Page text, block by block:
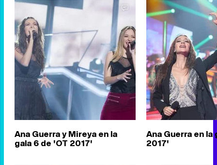
Ana Guerra y Mireya en la
gala 6 de 'OT 2017'
Ana Guerra en la
2017'